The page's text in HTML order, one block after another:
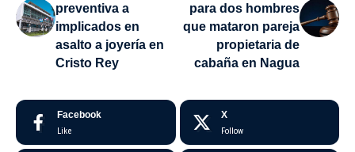
preventiva a
implicados en
asalto a joyería en
Cristo Rey
para dos hombres
que mataron pareja
propietaria de
cabaña en Nagua
Facebook
Like
X
Follow